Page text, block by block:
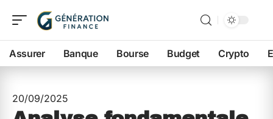
Assurer Banque Bourse Budget Crypto
20/09/2025